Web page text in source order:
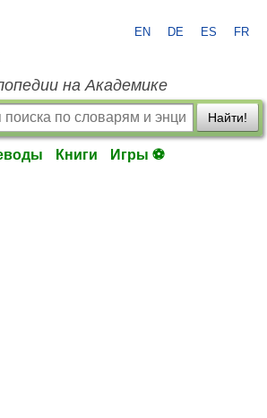
EN DE ES FR
на Академике
Найти!
Книги Игры ⚽